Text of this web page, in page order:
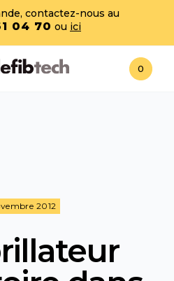
contactez-nous au
04 70 ou ici
0
2012